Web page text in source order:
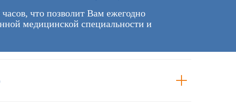
что позволит Вам ежегодно
медицинской специальности и